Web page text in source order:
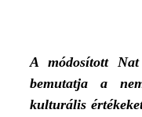
A módosított
bemutatja a
kulturális